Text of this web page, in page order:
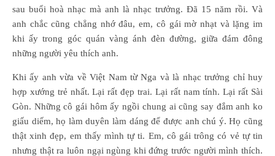
sau buổi hoà nhạc mà anh là nhạc trưởng. Đã 15 năm rồi. Và
anh chắc cũng chẳng nhớ đâu, em, cô gái mờ nhạt và lặng im
khi ấy trong góc quán vàng ánh đèn đường, giữa đám đông
những người yêu thích anh.
Khi ấy anh vừa về Việt Nam từ Nga và là nhạc trưởng chỉ huy
hợp xướng trẻ nhất. Lại rất đẹp trai. Lại rất nam tính. Lại rất Sài
Gòn. Những cô gái hôm ấy ngồi chung ai cũng say đắm anh ko
giấu diếm, họ làm duyên làm dáng để được anh chú ý. Họ cũng
thật xinh đẹp, em thấy mình tự ti. Em, cô gái trông có vẻ tự tin
nhưng thật ra luôn ngại ngùng khi đứng trước người mình thích.